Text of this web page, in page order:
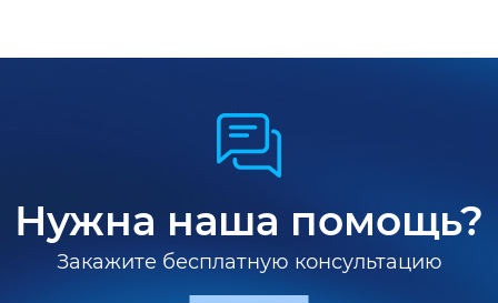
Нужна наша помощь?
Закажите бесплатную консультацию